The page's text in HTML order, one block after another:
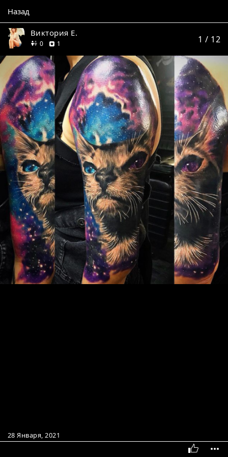
Назад
Виктория Е.
0друзей
1 1 / 12
28 Января, 2021